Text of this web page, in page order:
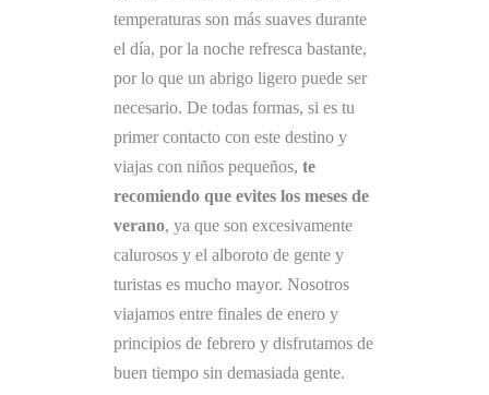
temperaturas son más suaves durante
el día, por la noche refresca bastante,
por lo que un abrigo ligero puede ser
necesario. De todas formas, si es tu
primer contacto con este destino y
viajas con niños pequeños, te
recomiendo que evites los meses de
verano, ya que son excesivamente
calurosos y el alboroto de gente y
turistas es mucho mayor. Nosotros
viajamos entre finales de enero y
principios de febrero y disfrutamos de
buen tiempo sin demasiada gente.